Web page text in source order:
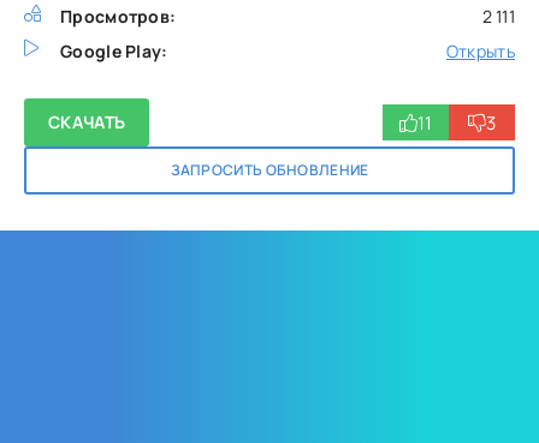
Просмотров:
2 111
Google Play:
Открыть
СКАЧАТЬ
ЗАПРОСИТЬ ОБНОВЛЕНИЕ
11 3